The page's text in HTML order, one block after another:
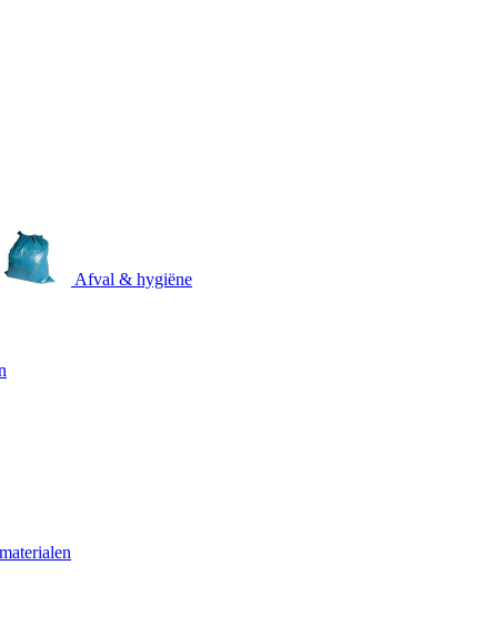
Afval & hygiëne